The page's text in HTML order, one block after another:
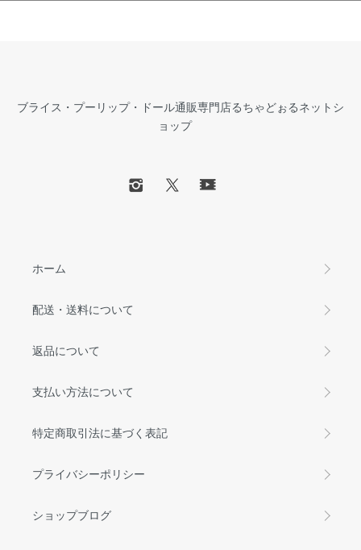
ブライス・プーリップ・ドール通販専門店るちゃどぉるネットシ
ョップ
ホーム
配送・送料について
返品について
支払い方法について
特定商取引法に基づく表記
プライバシーポリシー
ショップブログ